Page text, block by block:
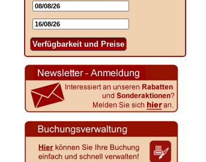
Verfügbarkeit und Preise